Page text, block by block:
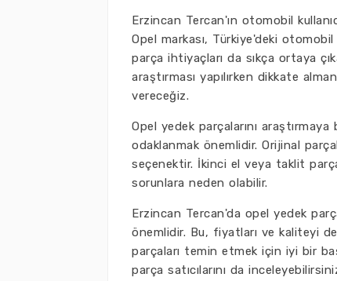
Erzincan Tercan'ın otomobil
Opel markası, Türkiye'deki
parça ihtiyaçları da sıkça ortaya
araştırması yapılırken dikkate
vereceğiz.
Opel yedek parçalarını
odaklanmak önemlidir. Orijinal
seçenektir. İkinci el veya taklit
sorunlara neden olabilir.
Erzincan Tercan'da opel yedek
önemlidir. Bu, fiyatları ve kaliteyi
parçaları temin etmek için iyi bir
parça satıcılarını da